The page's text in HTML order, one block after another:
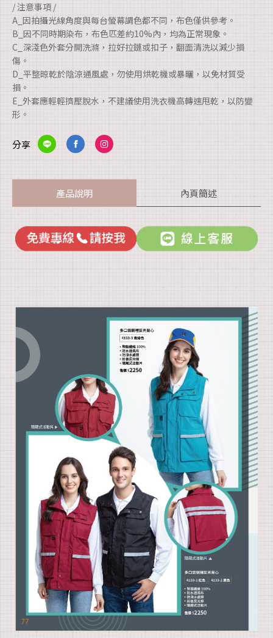
/ 注意事項 /
A_因拍攝光線角度與每台螢幕調色都不同，布色僅供參考。
B_因不同時期染布，布色匹差約10%內，均為正常現象。
C_深淺色外套分開洗滌，拉好拉鏈或扣子，翻面清洗以減少損
傷。
D_平整晾乾於陰涼通風處，勿使用烘乾機或暴曬，以免材質受
損。
E_外套應輕輕擠壓脫水，不建議使用洗衣機高轉速甩乾，以防變
形。
分享
產品說明 內頁簡述